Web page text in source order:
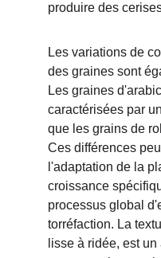
produire des
Les variations de
des graines sont
Les graines
caractérisées par
que les grains de
Ces différences
l'adaptation de la
croissance
processus global
torréfaction. La
lisse à ridée, est